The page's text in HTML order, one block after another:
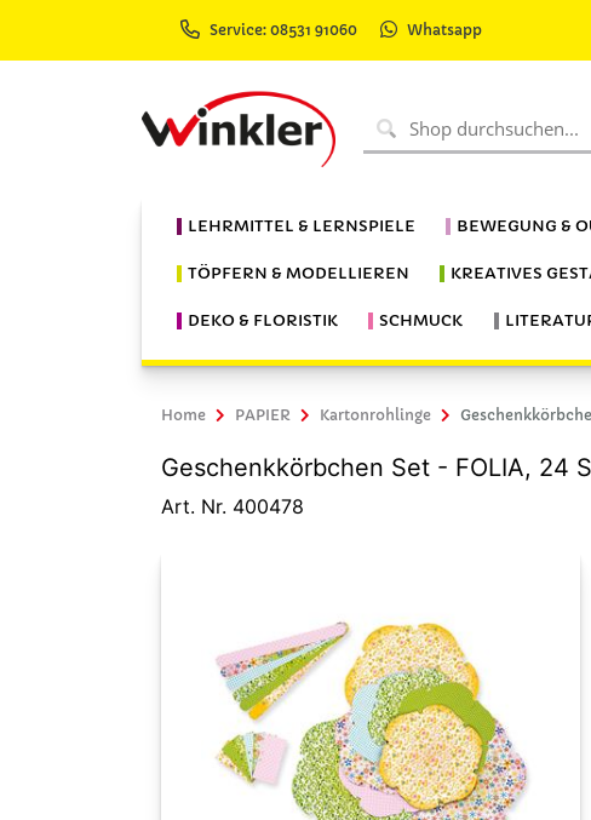
Service: 08531 91060 Whatsapp
LEHRMITTEL & LERNSPIELE BEWEGUNG &
TÖPFERN & MODELLIEREN KREATIVES
DEKO & FLORISTIK SCHMUCK
Home PAPIER Kartonrohlinge
Geschenkkörbchen Set - FOLIA, 24
Art. Nr. 400478